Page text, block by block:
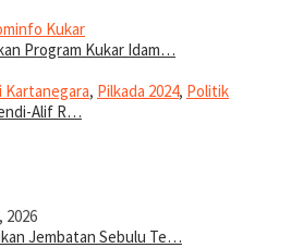
Kukar
Program Kukar Idam…
Kartanegara, Pilkada 2024, Politik
Alif R…
2026
Jembatan Sebulu Te…